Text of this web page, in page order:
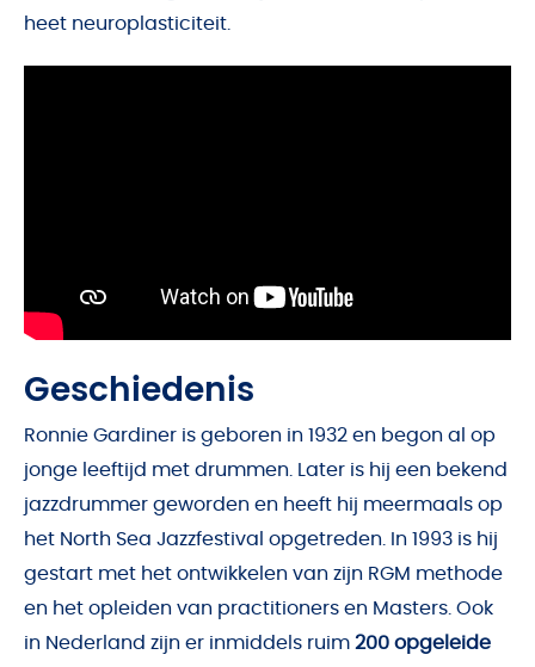
heet neuroplasticiteit.
Geschiedenis
Ronnie Gardiner is geboren in 1932 en begon al op
jonge leeftijd met drummen. Later is hij een bekend
jazzdrummer geworden en heeft hij meermaals op
het North Sea Jazzfestival opgetreden. In 1993 is hij
gestart met het ontwikkelen van zijn RGM methode
en het opleiden van practitioners en Masters. Ook
in Nederland zijn er inmiddels ruim 200 opgeleide